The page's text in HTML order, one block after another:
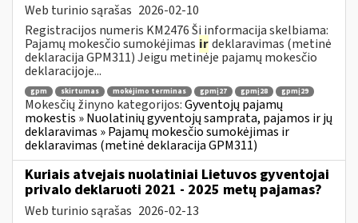
Web turinio sąrašas 2026-02-10
Registracijos numeris KM2476 Ši informacija skelbiama:
Pajamų mokesčio sumokėjimas irdeklaravimas (metinė
deklaracija GPM311) Jeigu metinėje pajamų mokesčio
deklaracijoje...
gpm skirtumas mokėjimo terminas gpmį27 gpmį28 gpmį29
Mokesčių žinyno kategorijos:Gyventojų pajamų
mokestis » Nuolatinių gyventojų samprata, pajamos ir jų
deklaravimas » Pajamų mokesčio sumokėjimas ir
deklaravimas (metinė deklaracija GPM311)
Kuriais atvejais nuolatiniai Lietuvos gyventojai
privalo deklaruoti 2021 - 2025 metų pajamas?
Web turinio sąrašas 2026-02-13